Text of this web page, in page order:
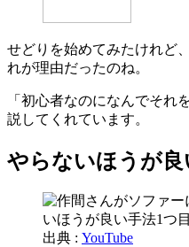
せどりを始めてみたけれど
れが理由だったのね。
「初心者なのになんでそれ
説してくれています。
やらないほうが良
出典 : YouTube